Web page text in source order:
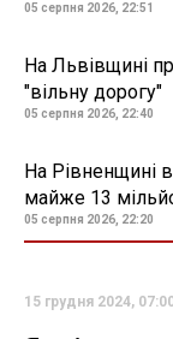
05 серпня 2026, 22:51
На Львівщині
"вільну дорогу"
05 серпня 2026, 22:40
На Рівненщині
майже 13
05 серпня 2026, 22:20
15 грудня 2024,